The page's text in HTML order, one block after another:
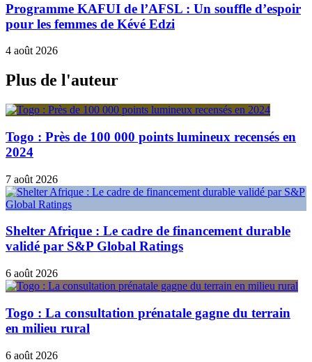
Programme KAFUI de l’AFSL : Un souffle d’espoir
pour les femmes de Kévé Edzi
4 août 2026
Plus de l'auteur
Togo : Près de 100 000 points lumineux recensés en
2024
7 août 2026
Shelter Afrique : Le cadre de financement durable
validé par S&P Global Ratings
6 août 2026
Togo : La consultation prénatale gagne du terrain
en milieu rural
6 août 2026